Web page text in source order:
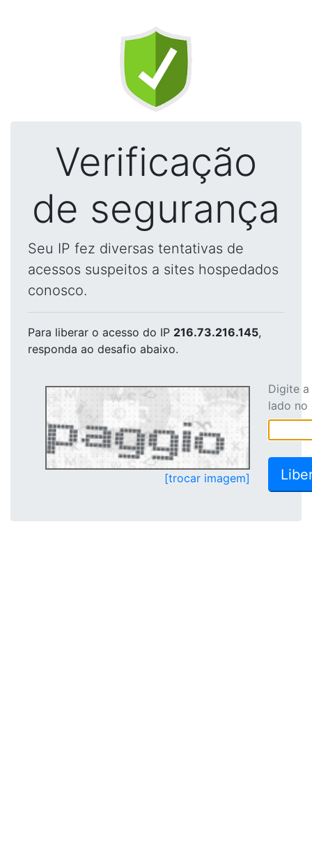
Verificação
de segurança
Seu IP fez diversas tentativas de
acessos suspeitos a sites hospedados
conosco.
Para liberar o acesso do IP 216.73.216.145,
responda ao desafio abaixo.
[trocar imagem]
Digite
lado no